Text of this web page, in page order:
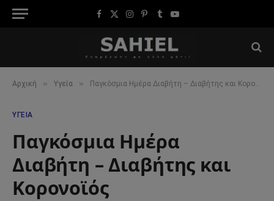
Facebook
X
Instagram
Pinterest
TumblrYouTube
Αρχική » Υγεία » Παγκόσμια Ημέρα Διαβήτη – Διαβήτης και Κορονοϊός
ΥΓΕΊΑ
Παγκόσμια Ημέρα
Διαβήτη – Διαβήτης και
Κορονοϊός